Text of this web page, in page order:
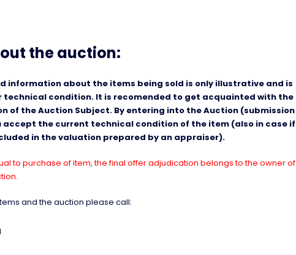
the auction:
information about the items being sold is only illustrative and is
condition. It is recomended to get acquainted with the
of the Auction Subject. By entering into the Auction (submission
accept the current technical condition of the item (also in case if
in the valuation prepared by an appraiser).
to purchase of item, the final offer adjudication belongs to the owner of
and the auction please call: